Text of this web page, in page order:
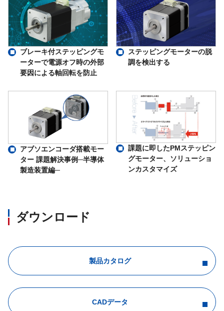
ブレーキ付ステッピングモ
ーターで電源オフ時の外部
要因による軸回転を防止
ステッピングモーターの脱
調を検出する
アブソエンコーダ搭載モー
ター 課題解決事例─半導体
製造装置編─
課題に即したPMステッピン
グモーター、ソリューショ
ンカスタマイズ
ダウンロード
製品カタログ
CADデータ